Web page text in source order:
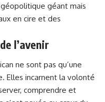
géant mais
en cire et des
l’avenir
ne sont pas qu’une
Elles incarnent la volonté
comprendre et